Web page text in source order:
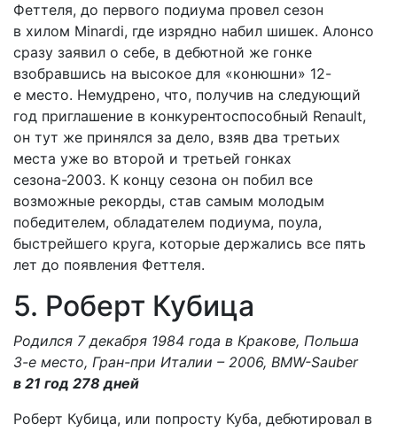
Феттеля, до первого подиума провел сезон
в хилом Minardi, где изрядно набил шишек. Алонсо
сразу заявил о себе, в дебютной же гонке
взобравшись на высокое для «конюшни» 12-
е место. Немудрено, что, получив на следующий
год приглашение в конкурентоспособный Renault,
он тут же принялся за дело, взяв два третьих
места уже во второй и третьей гонках
сезона-2003. К концу сезона он побил все
возможные рекорды, став самым молодым
победителем, обладателем подиума, поула,
быстрейшего круга, которые держались все пять
лет до появления Феттеля.
5. Роберт Кубица
Родился 7 декабря 1984 года в Кракове, Польша
3-е место, Гран-при Италии – 2006, BMW-Sauber
в 21 год 278 дней
Роберт Кубица, или попросту Куба, дебютировал в